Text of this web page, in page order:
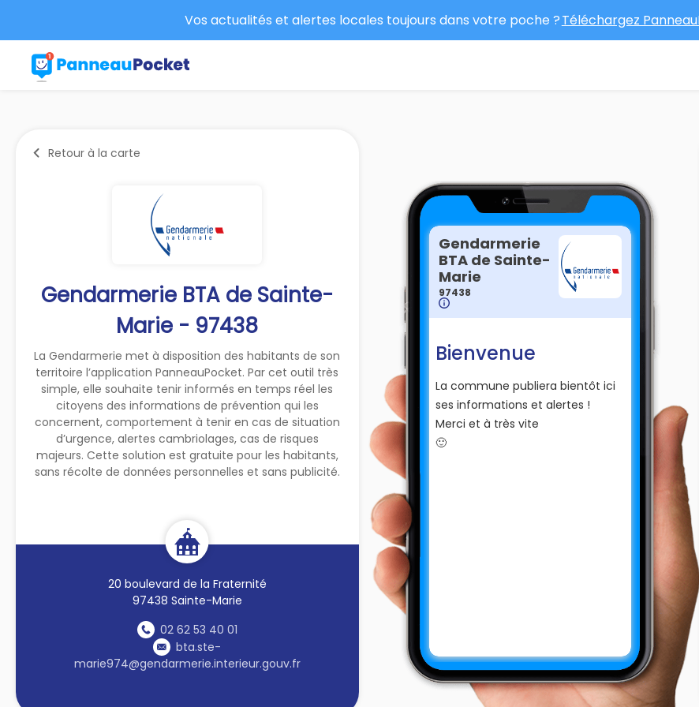
Vos actualités et alertes locales toujours dans votre poche ?Téléchargez
Retour à la carte
Gendarmerie BTA de Sainte-
Marie - 97438
La Gendarmerie met à disposition des habitants de son
territoire l’application PanneauPocket. Par cet outil très
simple, elle souhaite tenir informés en temps réel les
citoyens des informations de prévention qui les
concernent, comportement à tenir en cas de situation
d’urgence, alertes cambriolages, cas de risques
majeurs. Cette solution est gratuite pour les habitants,
sans récolte de données personnelles et sans publicité.
20 boulevard de la Fraternité
97438 Sainte-Marie
02 62 53 40 01
bta.ste-
marie974@gendarmerie.interieur.gouv.fr
Gendarmerie
BTA de Sainte-
Marie
97438
Bienvenue
La commune publiera bientôt ici
ses informations et alertes !
Merci et à très vite
🙂